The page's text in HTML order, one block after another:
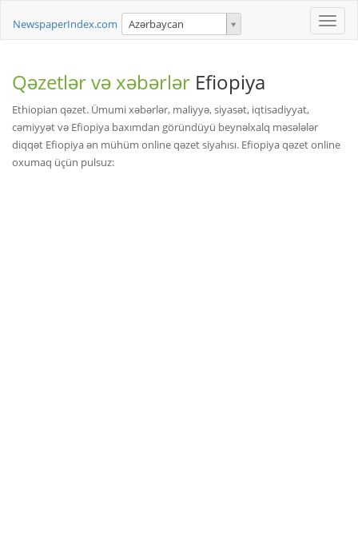
Toggle
NewspaperIndex.com Azərbaycan
Qəzetlər və xəbərlər Efiopiya
Ethiopian qəzet. Ümumi xəbərlər, maliyyə, siyasət, iqtisadiyyat,
cəmiyyət və Efiopiya baxımdan göründüyü beynəlxalq məsələlər
diqqət Efiopiya ən mühüm online qəzet siyahısı. Efiopiya qəzet online
oxumaq üçün pulsuz: